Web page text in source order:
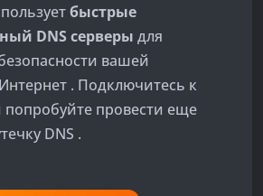
быстрые
DNS серверы для
вашей
. Подключитесь к
попробуйте провести еще
DNS .